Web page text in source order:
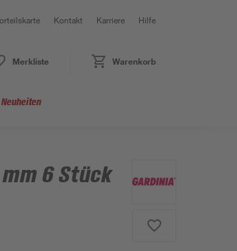
Kontakt Karriere Hilfe
Merkliste Warenkorb
6 Stück